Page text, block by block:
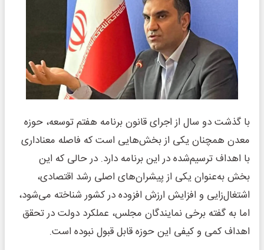
با گذشت دو سال از اجرای قانون برنامه هفتم توسعه، حوزه
معدن همچنان یکی از بخش‌هایی است که فاصله معناداری
با اهداف ترسیم‌شده در این برنامه دارد. در حالی که این
بخش به‌عنوان یکی از پیشران‌های اصلی رشد اقتصادی،
اشتغال‌زایی و افزایش ارزش افزوده در کشور شناخته می‌شود،
اما به گفته برخی نمایندگان مجلس، عملکرد دولت در تحقق
اهداف کمی و کیفی این حوزه قابل قبول نبوده است.